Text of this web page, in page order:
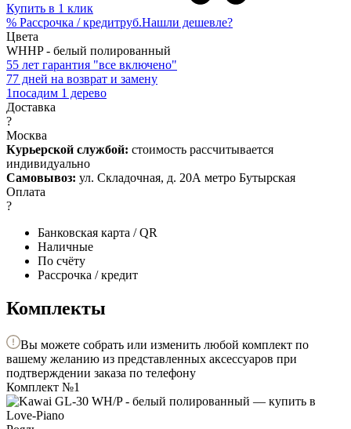
Купить в 1 клик
% Рассрочка / кредитруб.Нашли дешевле?
Цвета
WHHP - белый полированный
55 лет гарантия "все включено"
77 дней на возврат и замену
1посадим 1 дерево
Доставка
?
Москва
Курьерской службой: стоимость рассчитывается
индивидуально
Самовывоз: ул. Складочная, д. 20А метро Бутырская
Оплата
?
Банковская карта / QR
Наличные
По счёту
Рассрочка / кредит
Комплекты
Вы можете собрать или изменить любой комплект по
вашему желанию из представленных аксессуаров при
подтверждении заказа по телефону
Комплект №1